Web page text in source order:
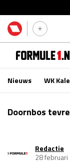
Race
GP
Nieuws WK
Doornbos
Redactie
28